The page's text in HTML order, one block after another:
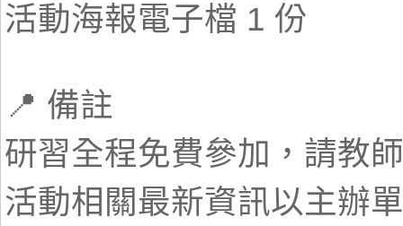
活動海報電子檔 1 份
📍 備註
研習全程免費參加，請教
活動相關最新資訊以主辦